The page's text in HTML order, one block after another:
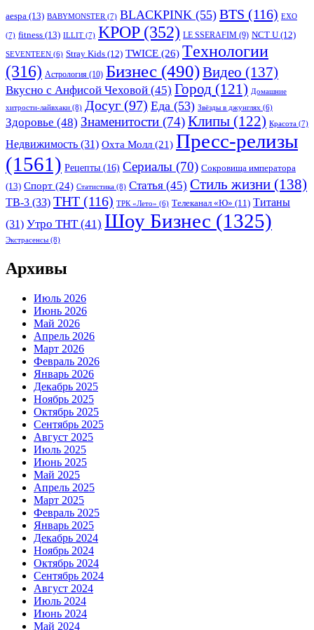
aespa (13) BABYMONSTER(7) BLACKPINK (55) BTS (116) EXO
(7) fitness (13) ILLIT (7) KPOP(352) LE SSERAFIM (9) NCT U (12)
SEVENTEEN (6) Stray Kids (12) TWICE (26) Tехнологии
(316) Астрология (10) Бизнес (490)Видео (137)
Вкусно с Анфисой Чеховой (45) Город (121) Домашние
хитрости-лайвхаки (8) Досуг (97) Еда (53) Звёзды в джунглях (6)
Здоровье (48) Знаменитости (74)Клипы (122) Красота (7)
Недвижимость (31) Охта Молл (21) Пресс-релизы
(1561) Рецепты (16) Сериалы (70) Сокровища императора
(13) Спорт (24) Статистика (8) Статья (45) Стиль жизни (138)
ТВ-3 (33) ТНТ (116) ТРК «Лето» (6) Телеканал «Ю» (11) Титаны
(31) Утро ТНТ(41) Шоу Бизнес (1325)
Экстрасенсы (8)
Архивы
Июль 2026
Июнь 2026
Май 2026
Апрель 2026
Март 2026
Февраль 2026
Январь 2026
Декабрь 2025
Ноябрь 2025
Октябрь 2025
Сентябрь 2025
Август 2025
Июль 2025
Июнь 2025
Май 2025
Апрель 2025
Март 2025
Февраль 2025
Январь 2025
Декабрь 2024
Ноябрь 2024
Октябрь 2024
Сентябрь 2024
Август 2024
Июль 2024
Июнь 2024
Май 2024